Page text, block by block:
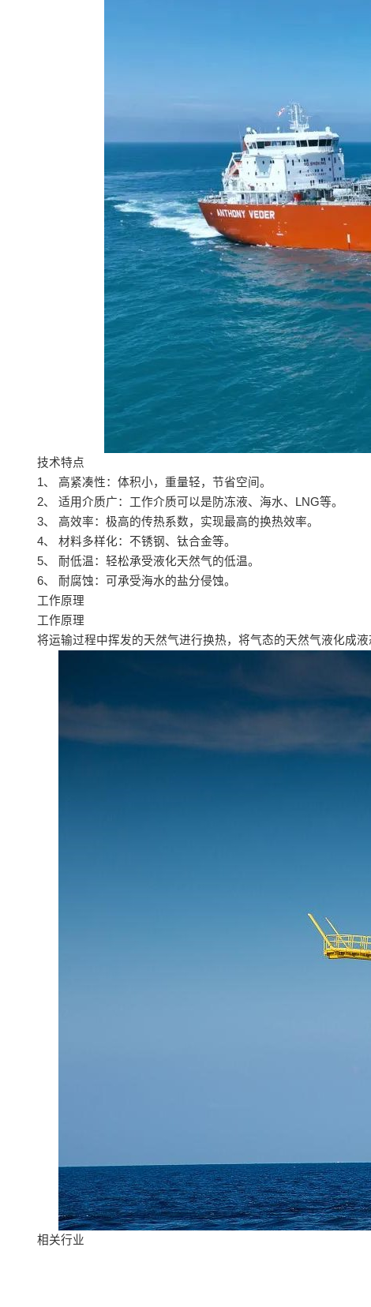
技术特点
1、 高紧凑性：体积小，重量轻，节省空间。
2、 适用介质广：工作介质可以是防冻液、海水、LNG等。
3、 高效率：极高的传热系数，实现最高的换热效率。
4、 材料多样化：不锈钢、钛合金等。
5、 耐低温：轻松承受液化天然气的低温。
6、 耐腐蚀：可承受海水的盐分侵蚀。
工作原理
工作原理
将运输过程中挥发的天然气进行换热，将气态的天然气液化成液
相关行业